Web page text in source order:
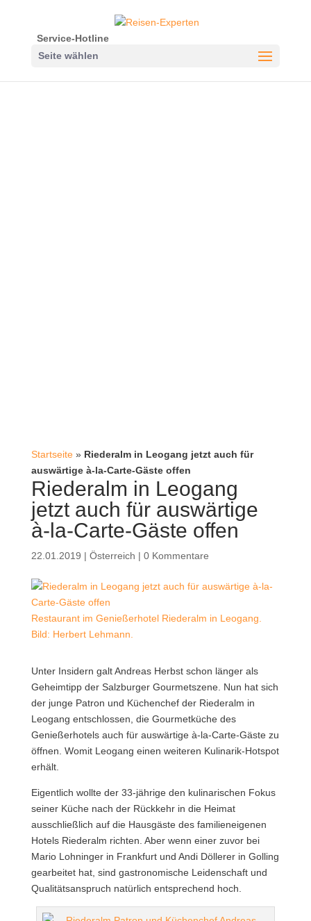
Service-Hotline
Seite wählen
Startseite» Riederalm in Leogang jetzt auch für
auswärtige à-la-Carte-Gäste offen
Riederalm in Leogang
jetzt auch für auswärtige
à-la-Carte-Gäste offen
22.01.2019 | Österreich | 0 Kommentare
Restaurant im Genießerhotel Riederalm in Leogang.
Bild: Herbert Lehmann.
Unter Insidern galt Andreas Herbst schon länger als
Geheimtipp der Salzburger Gourmetszene. Nun hat sich
der junge Patron und Küchenchef der Riederalm in
Leogang entschlossen, die Gourmetküche des
Genießerhotels auch für auswärtige à-la-Carte-Gäste zu
öffnen. Womit Leogang einen weiteren Kulinarik-Hotspot
erhält.
Eigentlich wollte der 33-jährige den kulinarischen Fokus
seiner Küche nach der Rückkehr in die Heimat
ausschließlich auf die Hausgäste des familieneigenen
Hotels Riederalm richten. Aber wenn einer zuvor bei
Mario Lohninger in Frankfurt und Andi Döllerer in Golling
gearbeitet hat, sind gastronomische Leidenschaft und
Qualitätsanspruch natürlich entsprechend hoch.